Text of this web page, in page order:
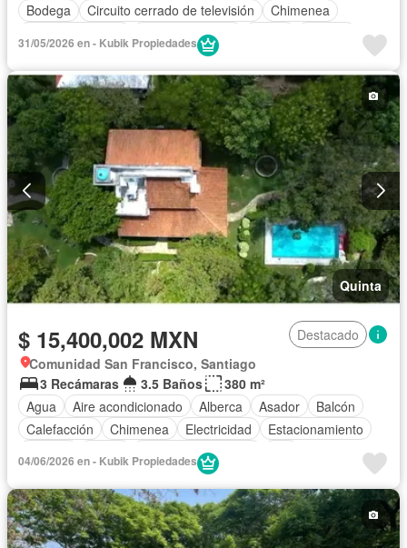
Bodega
Circuito cerrado de televisión
Chimenea
Estacionamiento
Completamente amueblado
31/05/2026 en - Kubik Propiedades
Quinta
$ 15,400,002 MXN
Destacado
Comunidad San Francisco, Santiago
3 Recámaras
3.5 Baños
380 m²
Agua
Aire acondicionado Alberca Asador
Balcón
Calefacción
Chimenea Electricidad
Estacionamiento
Televisión por cable
04/06/2026 en - Kubik Propiedades